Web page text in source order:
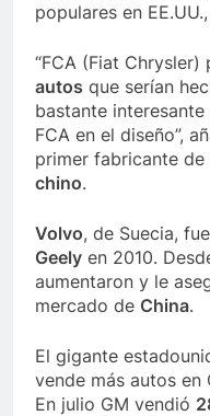
populares en
“FCA (Fiat
autos que serían
bastante
FCA en el diseño”,
primer fabricante de
chino.
Volvo, de Suecia,
Geely en 2010.
aumentaron y le
mercado de China.
El gigante
vende más autos en
En julio GM vendió